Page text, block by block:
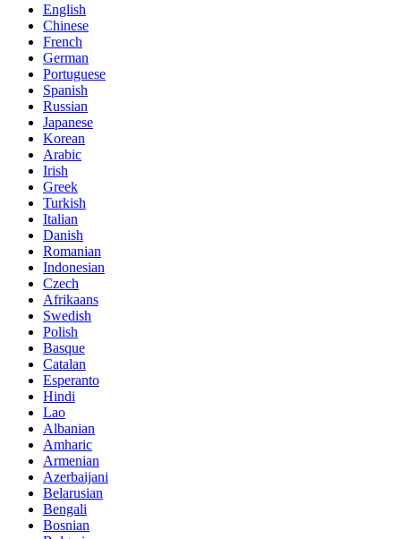
English
Chinese
French
German
Portuguese
Spanish
Russian
Japanese
Korean
Arabic
Irish
Greek
Turkish
Italian
Danish
Romanian
Indonesian
Czech
Afrikaans
Swedish
Polish
Basque
Catalan
Esperanto
Hindi
Lao
Albanian
Amharic
Armenian
Azerbaijani
Belarusian
Bengali
Bosnian